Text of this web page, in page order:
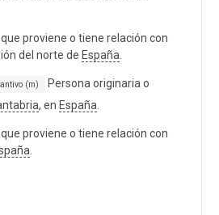
proviene o tiene relación con
del norte de España
(m)
Persona originaria o
, en España
proviene o tiene relación con